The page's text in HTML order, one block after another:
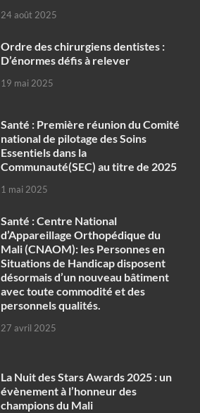
24 août 2025
Ordre des chirurgiens dentistes :
D’énormes défis à relever
19 mai 2025
Santé : Première réunion du Comité
national de pilotage des Soins
Essentiels dans la
Communauté(SEC) au titre de 2025
1 mai 2025
Santé : Centre National
d’Appareillage Orthopédique du
Mali (CNAOM): les Personnes en
Situations de Handicap disposent
désormais d’un nouveau bâtiment
avec toute commodité et des
personnels qualités.
27 avril 2025
‎La Nuit des Stars Awards 2025 : un
évènement à l’honneur des
champions du Mali